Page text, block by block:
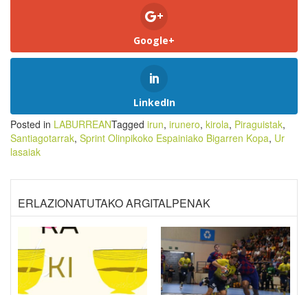
Google+
LinkedIn
Posted in LABURREANTagged irun, irunero, kirola, Piraguistak,
Santiagotarrak, Sprint Olinpikoko Espainiako Bigarren Kopa, Ur
lasaiak
ERLAZIONATUTAKO ARGITALPENAK